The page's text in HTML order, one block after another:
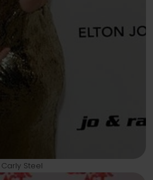
Carly Steel